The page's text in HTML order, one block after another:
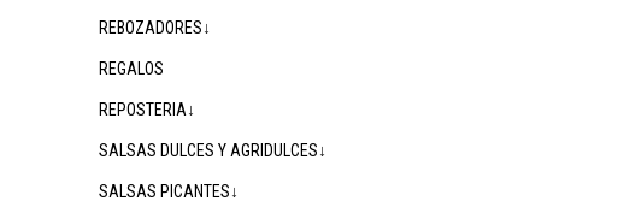
REBOZADORES↓
REGALOS
REPOSTERIA↓
SALSAS DULCES Y AGRIDULCES↓
SALSAS PICANTES↓